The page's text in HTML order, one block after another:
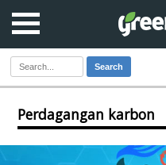
Search
Perdagangan karbon